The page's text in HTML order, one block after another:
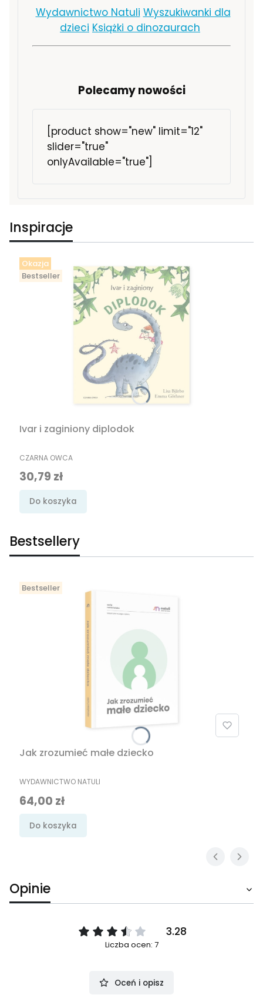
Wydawnictwo Natuli Wyszukiwanki dla
dzieci Książki o dinozaurach
Polecamy nowości
[product show="new" limit="12"
slider="true"
onlyAvailable="true"]
Inspiracje
Okazja
Bestseller
Ivar i zaginiony diplodok
PRODUCENT
CZARNA OWCA
Cena promocyjna
30,79 zł
Do koszyka
Bestsellery
Bestseller
Jak zrozumieć małe dziecko
PRODUCENT
WYDAWNICTWO NATULI
Cena
64,00 zł
Do koszyka
Opinie
3.28
Liczba ocen: 7
Oceń i opisz